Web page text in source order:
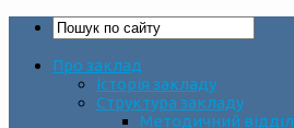
Про заклад
Історія закладу
Структура закладу
Методичний відділ